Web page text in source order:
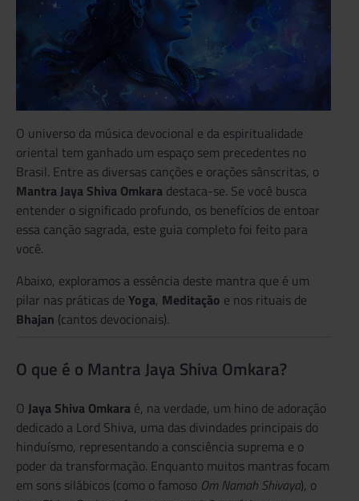
O universo da música devocional e da espiritualidade
oriental tem ganhado um espaço sem precedentes no
Brasil. Entre as diversas canções e orações sânscritas, o
Mantra Jaya Shiva Omkara destaca-se. Se você busca
entender o significado profundo, os benefícios de entoar
essa canção sagrada, este guia completo foi feito para
você.
Abaixo, exploramos a essência deste mantra que é um
pilar nas práticas de Yoga, Meditação e nos rituais de
Bhajan (cantos devocionais).
O que é o Mantra Jaya Shiva Omkara?
O Jaya Shiva Omkara é, na verdade, um hino de adoração
dedicado a Lord Shiva, uma das divindades principais do
hinduísmo, representando a consciência suprema e o
poder da transformação. Enquanto muitos mantras focam
em sons silábicos (como o famoso Om Namah Shivaya), o